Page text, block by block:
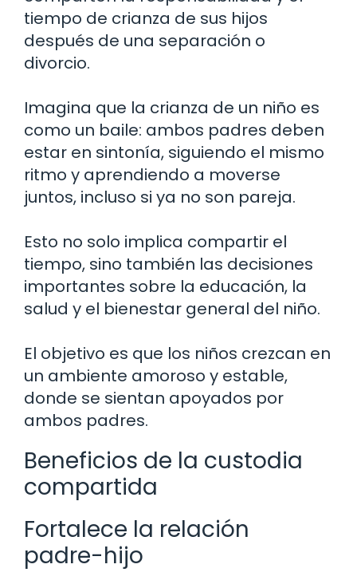
tiempo de crianza de sus hijos
después de una separación o
divorcio.
Imagina que la crianza de un niño es
como un baile: ambos padres deben
estar en sintonía, siguiendo el mismo
ritmo y aprendiendo a moverse
juntos, incluso si ya no son pareja.
Esto no solo implica compartir el
tiempo, sino también las decisiones
importantes sobre la educación, la
salud y el bienestar general del niño.
El objetivo es que los niños crezcan en
un ambiente amoroso y estable,
donde se sientan apoyados por
ambos padres.
Beneficios de la custodia
compartida
Fortalece la relación
padre-hijo